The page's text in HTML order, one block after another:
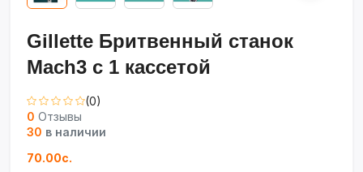
Gillette Бритвенный станок
Mach3 с 1 кассетой
(0)
0 Отзывы
30 в наличии
70.00с.